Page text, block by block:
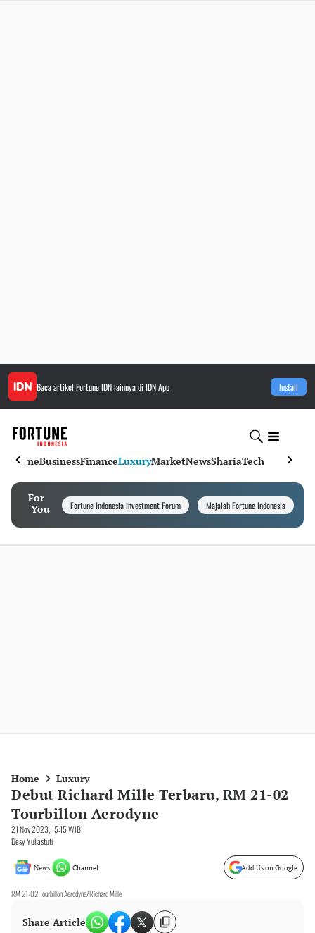
Baca artikel Fortune IDNlainnya di IDN App Install
HomeBusinessFinanceLuxuryMarketNewsShariaTech
For
You
Fortune Indonesia Investment Forum Majalah Fortune Indonesia
Home Luxury
Debut Richard Mille Terbaru, RM 21-02
Tourbillon Aerodyne
21 Nov 2023, 15:15 WIB
Desy Yuliastuti
News Channel Add Us on Google
RM 21-02 Tourbillon Aerodyne/Richard Mille
Share Article